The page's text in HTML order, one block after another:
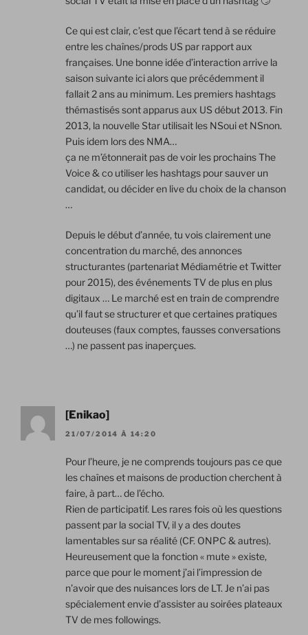
Ce qui est clair, c’est que l’écart tend à se réduire
entre les chaînes/prods US par rapport aux
françaises. Une bonne idée d’interaction arrive la
saison suivante ici alors que précédemment il
fallait 2 ans au minimum. Les premiers hashtags
thémastisés sont apparus aux US début 2013. Fin
2013, la nouvelle Star utilisait les NSoui et NSnon.
Puis idem lors des NMA…
ça ne m’étonnerait pas de voir les prochains The
Voice & co utiliser les hashtags pour sauver un
candidat, ou décider en live du choix de la chanson
…
Depuis le début d’année, tu vois clairement une
concentration du marché, des annonces
structurantes (partenariat Médiamétrie et Twitter
pour 2015), des événements TV de plus en plus
digitaux … Le marché est en train de comprendre
qu’il faut se structurer et que certaines pratiques
douteuses (faux comptes, fausses conversations
…) ne passent pas inaperçues.
[Enikao]
21/07/2014 À 14:20
Pour l’heure, je ne comprends toujours pas ce que
les chaînes et maisons de production cherchent à
faire, à part… de l’écho.
Rien de participatif. Les rares fois où les questions
passent par la social TV, il y a des doutes
lamentables sur sa réalité (CF. ONPC & autres).
Heureusement que la fonction « mute » existe,
parce que pour le moment j’ai l’impression de
n’avoir que des nuisances lors de LT. Je n’ai pas
spécialement envie d’assister au soirées plateaux
TV de mes followings.